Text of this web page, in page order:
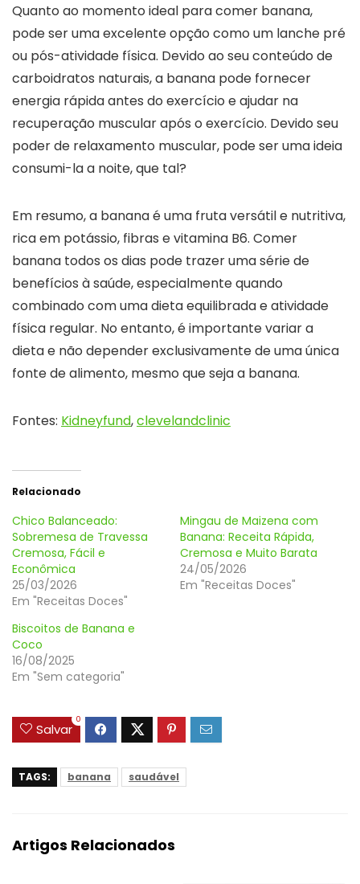
Quanto ao momento ideal para comer banana,
pode ser uma excelente opção como um lanche pré
ou pós-atividade física. Devido ao seu conteúdo de
carboidratos naturais, a banana pode fornecer
energia rápida antes do exercício e ajudar na
recuperação muscular após o exercício. Devido seu
poder de relaxamento muscular, pode ser uma ideia
consumi-la a noite, que tal?
Em resumo, a banana é uma fruta versátil e nutritiva,
rica em potássio, fibras e vitamina B6. Comer
banana todos os dias pode trazer uma série de
benefícios à saúde, especialmente quando
combinado com uma dieta equilibrada e atividade
física regular. No entanto, é importante variar a
dieta e não depender exclusivamente de uma única
fonte de alimento, mesmo que seja a banana.
Fontes: Kidneyfund,clevelandclinic
Relacionado
Chico Balanceado:
Sobremesa de Travessa
Cremosa, Fácil e
Econômica
25/03/2026
Em "Receitas Doces"
Mingau de Maizena com
Banana: Receita Rápida,
Cremosa e Muito Barata
24/05/2026
Em "Receitas Doces"
Biscoitos de Banana e
Coco
16/08/2025
Em "Sem categoria"
Salvar
0
TAGS: banana saudável
Artigos Relacionados